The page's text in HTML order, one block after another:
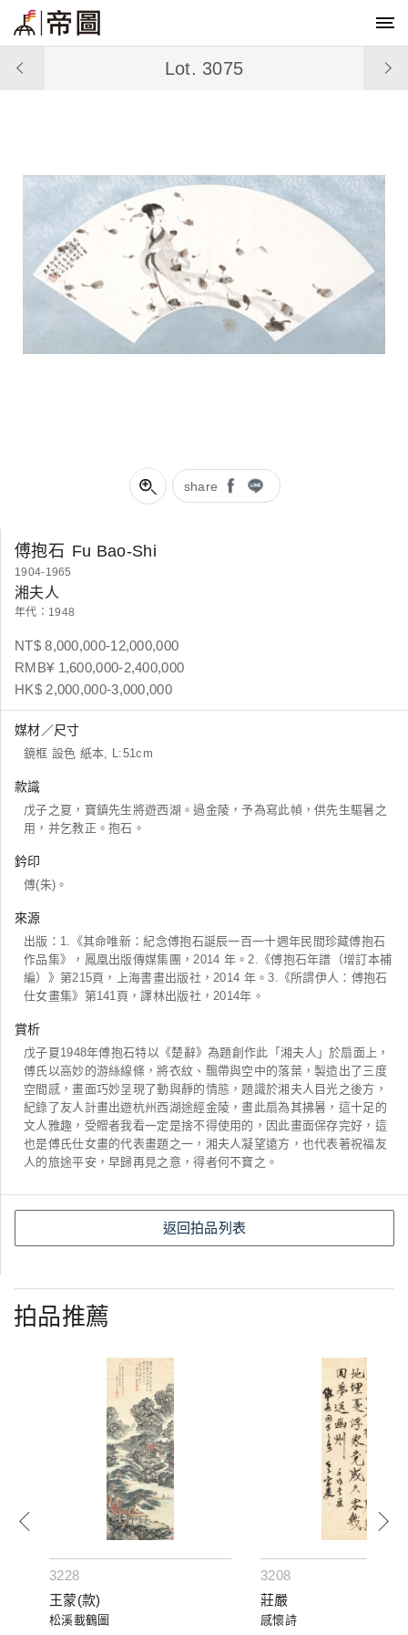
share
Lot. 3075
傅抱石 Fu Bao-Shi
1904-1965
湘夫人
年代：1948
NT$ 8,000,000-12,000,000
RMB¥ 1,600,000-2,400,000
HK$ 2,000,000-3,000,000
媒材／尺寸
鏡框 設色 紙本, L:51cm
款識
戊子之夏，寶鎮先生將遊西湖。過金陵，予為寫此幀，供先生驅暑之
用，并乞教正。抱石。
鈐印
傅(朱)。
來源
出版：1.《其命唯新：紀念傅抱石誕辰一百一十週年民間珍藏傅抱石
作品集》，鳳凰出版傳媒集團，2014 年。2.《傅抱石年譜（增訂本補
編）》第215頁，上海書畫出版社，2014 年。3.《所謂伊人：傅抱石
仕女畫集》第141頁，譯林出版社，2014年。
賞析
戊子夏1948年傅抱石特以《楚辭》為題創作此「湘夫人」於扇面上，
傅氏以高妙的游絲線條，將衣紋、飄帶與空中的落葉，製造出了三度
空間感，畫面巧妙呈現了動與靜的情態，題識於湘夫人目光之後方，
紀錄了友人計畫出遊杭州西湖途經金陵，畫此扇為其拂暑，這十足的
文人雅趣，受贈者我看一定是捨不得使用的，因此畫面保存完好，這
也是傅氏仕女畫的代表畫題之一，湘夫人凝望遠方，也代表著祝福友
人的旅途平安，早歸再見之意，得者何不寶之。
返回拍品列表
拍品推薦
3228
王蒙(款)
松溪載鶴圖
3208
莊嚴
感懷詩